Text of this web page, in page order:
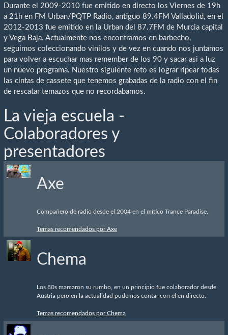
Durante el 2009-2010 fue emitido en directo los Viernes de 19h
a 21h en FM Urban/PQTP Radio, antiguo 89.4FM Valladolid, en el
2012-2013 fue emitido en la Urban del 87.7FM de Murcia capital
y Vega Baja. Actualmente nos encontramos en barbecho,
seguimos coleccionando vinilos y de vez en cuando nos juntamos
para volver a escuchar mas remember de los 90 y sacar asi a luz
un nuevo programa. Nuestro siguiente reto es lograr ripear todas
las cintas de cassete que tenemos grabadas de la radio con el fin
de rescatar temazos que no recordabamos.
La vieja escuela -
Colaboradores y
presentadores
Axe
Compañero de radio desde el 2004 en el mítico Trance Paradise.
Temas recomendados por Axe
Chema
Los 80s marcaron su rumbo, en un principio fue colaborador desde
Austria pero en la actualidad pudemos contar con él en directo.
Temas recomendados por Chema